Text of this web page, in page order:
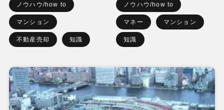
ノウハウ/how to
マンション
不動産売却 知識
ノウハウ/how to
マネー マンション
知識